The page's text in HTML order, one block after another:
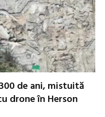
de ani, mistuită
drone în Herson